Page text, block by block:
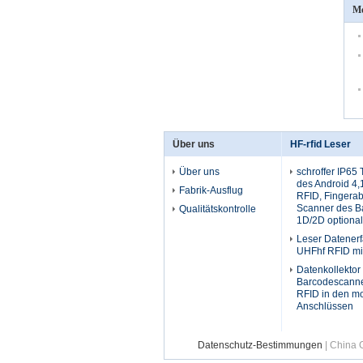
Über uns
Über uns
Fabrik-Ausflug
Qualitätskontrolle
HF-rfid Leser
schroffer IP65
des Android
RFID,
Scanner des
1D/2D optional
Leser
UHFhf RFID
Datenkollektor
RFID in den
Anschlüssen
Datenschutz-Bestimmungen | China